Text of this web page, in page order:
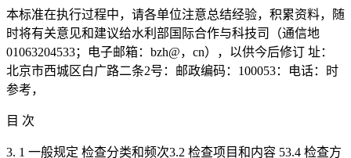
本标准在执行过程中，请各单位注意总结经验，积累资料，随
时将有关意见和建议给水利部国际合作与科技司（通信地
01063204533；电子邮箱：bzh@，cn），以供今后修订 址：
北京市西城区白广路二条2号：邮政编码：100053：电话：时
参考，
目 次
3. 1 一般规定 检查分类和频次3.2 检查项目和内容 53.4 检查方